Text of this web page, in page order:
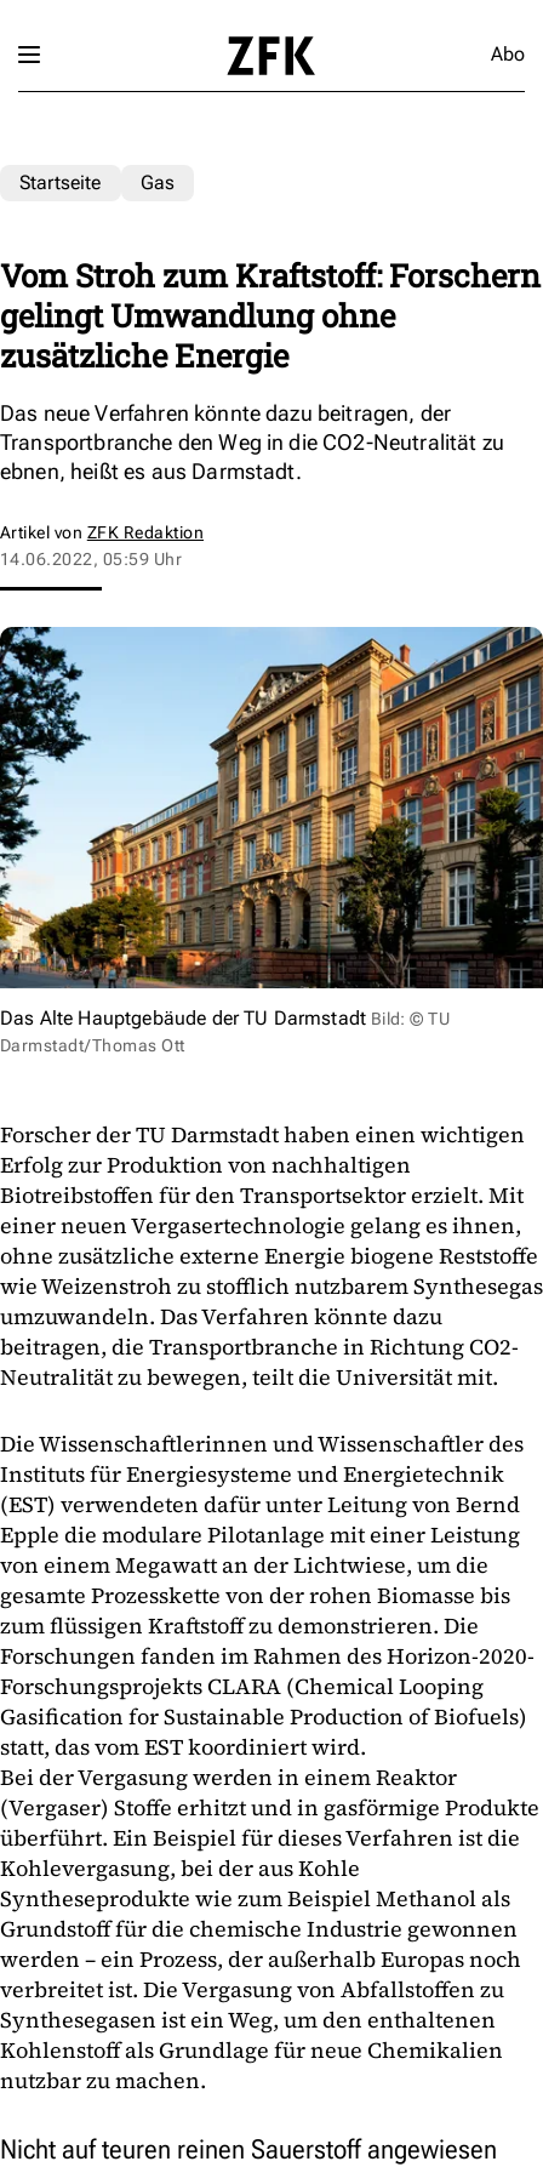
Abo
Startseite Gas
Vom Stroh zum Kraftstoff: Forschern
gelingt Umwandlung ohne
zusätzliche Energie
Das neue Verfahren könnte dazu beitragen, der
Transportbranche den Weg in die CO2-Neutralität zu
ebnen, heißt es aus Darmstadt.
Artikel von ZFK Redaktion
14.06.2022, 05:59 Uhr
Das Alte Hauptgebäude der TU Darmstadt Bild: © TU
Darmstadt/Thomas Ott
Forscher der TU Darmstadt haben einen wichtigen
Erfolg zur Produktion von nachhaltigen
Biotreibstoffen für den Transportsektor erzielt. Mit
einer neuen Vergasertechnologie gelang es ihnen,
ohne zusätzliche externe Energie biogene Reststoffe
wie Weizenstroh zu stofflich nutzbarem Synthesegas
umzuwandeln. Das Verfahren könnte dazu
beitragen, die Transportbranche in Richtung CO2-
Neutralität zu bewegen, teilt die Universität mit.
Die Wissenschaftlerinnen und Wissenschaftler des
Instituts für Energiesysteme und Energietechnik
(EST) verwendeten dafür unter Leitung von Bernd
Epple die modulare Pilotanlage mit einer Leistung
von einem Megawatt an der Lichtwiese, um die
gesamte Prozesskette von der rohen Biomasse bis
zum flüssigen Kraftstoff zu demonstrieren. Die
Forschungen fanden im Rahmen des Horizon-2020-
Forschungsprojekts CLARA (Chemical Looping
Gasification for Sustainable Production of Biofuels)
statt, das vom EST koordiniert wird.
Bei der Vergasung werden in einem Reaktor
(Vergaser) Stoffe erhitzt und in gasförmige Produkte
überführt. Ein Beispiel für dieses Verfahren ist die
Kohlevergasung, bei der aus Kohle
Syntheseprodukte wie zum Beispiel Methanol als
Grundstoff für die chemische Industrie gewonnen
werden – ein Prozess, der außerhalb Europas noch
verbreitet ist. Die Vergasung von Abfallstoffen zu
Synthesegasen ist ein Weg, um den enthaltenen
Kohlenstoff als Grundlage für neue Chemikalien
nutzbar zu machen.
Nicht auf teuren reinen Sauerstoff angewiesen